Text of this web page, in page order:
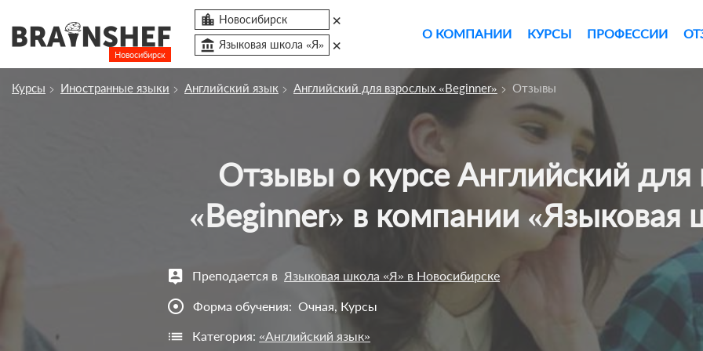
Новосибирск
 Новосибирск ×
account_balance Языковая школа «Я» ×
О КОМПАНИИ КУРСЫ ПРОФЕССИИ
Курсы Иностранные языки Английский язык Английский для взрослых «Beginner» Отзывы
Отзывы о курсе Английский для взрослых
«Beginner» в компании «Языковая
Преподается в Языковая школа «Я» в Новосибирске
adjust Форма обучения:Очная, Курсы
Категория: «Английский язык»